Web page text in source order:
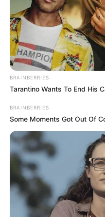
¿Dónde va a vivir
Se había especulado que el
sino en municipios
sociales circulaban
compañía de su esposa,
Millonarios, habló en una
comunicación nacional.
goleador histórico de la
en Bogotá, descartando la
municipios como Chía o
Lea también:
Este será el
Falcao por su llegada a
Camacho enfatizó que,
BRAINBERRIES
Tarantino Wants To End His
BRAINBERRIES
Some Moments Got Out Of